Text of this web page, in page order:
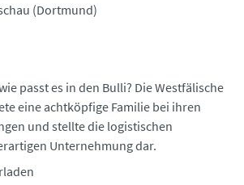
(Dortmund)
passt es in den Bulli? Die Westfälische
eine achtköpfige Familie bei ihren
und stellte die logistischen
Unternehmung dar.